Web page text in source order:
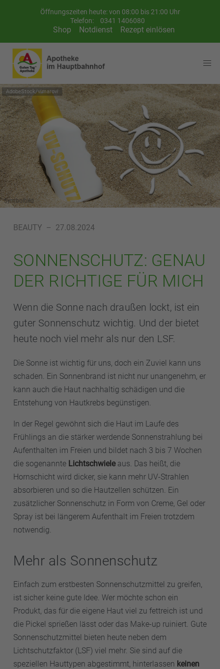
Öffnungszeiten heute: von 08:00 bis 21:00 Uhr
Telefon:
0341 1406080
Shop Notdienst Rezept einlösen
AdobeStock/vimarovi
Symbolbild
BEAUTY – 27.08.2024
SONNENSCHUTZ: GENAU
DER RICHTIGE FÜR MICH
Wenn die Sonne nach draußen lockt, ist ein
guter Sonnenschutz wichtig. Und der bietet
heute noch viel mehr als nur den LSF.
Die Sonne ist wichtig für uns, doch ein Zuviel kann uns
schaden. Ein Sonnenbrand ist nicht nur unangenehm, er
kann auch die Haut nachhaltig schädigen und die
Entstehung von Hautkrebs begünstigen.
In der Regel gewöhnt sich die Haut im Laufe des
Frühlings an die stärker werdende Sonnenstrahlung bei
Aufenthalten im Freien und bildet nach 3 bis 7 Wochen
die sogenannte Lichtschwieleaus. Das heißt, die
Hornschicht wird dicker, sie kann mehr UV-Strahlen
absorbieren und so die Hautzellen schützen. Ein
zusätzlicher Sonnenschutz in Form von Creme, Gel oder
Spray ist bei längerem Aufenthalt im Freien trotzdem
notwendig.
Mehr als Sonnenschutz
Einfach zum erstbesten Sonnenschutzmittel zu greifen,
ist sicher keine gute Idee. Wer möchte schon ein
Produkt, das für die eigene Haut viel zu fettreich ist und
die Pickel sprießen lässt oder das Make-up ruiniert. Gute
Sonnenschutzmittel bieten heute neben dem
Lichtschutzfaktor (LSF) viel mehr. Sie sind auf die
speziellen Hauttypen abgestimmt, hinterlassen keinen